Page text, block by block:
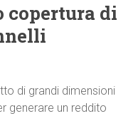
di
di grandi dimensioni
generare un reddito